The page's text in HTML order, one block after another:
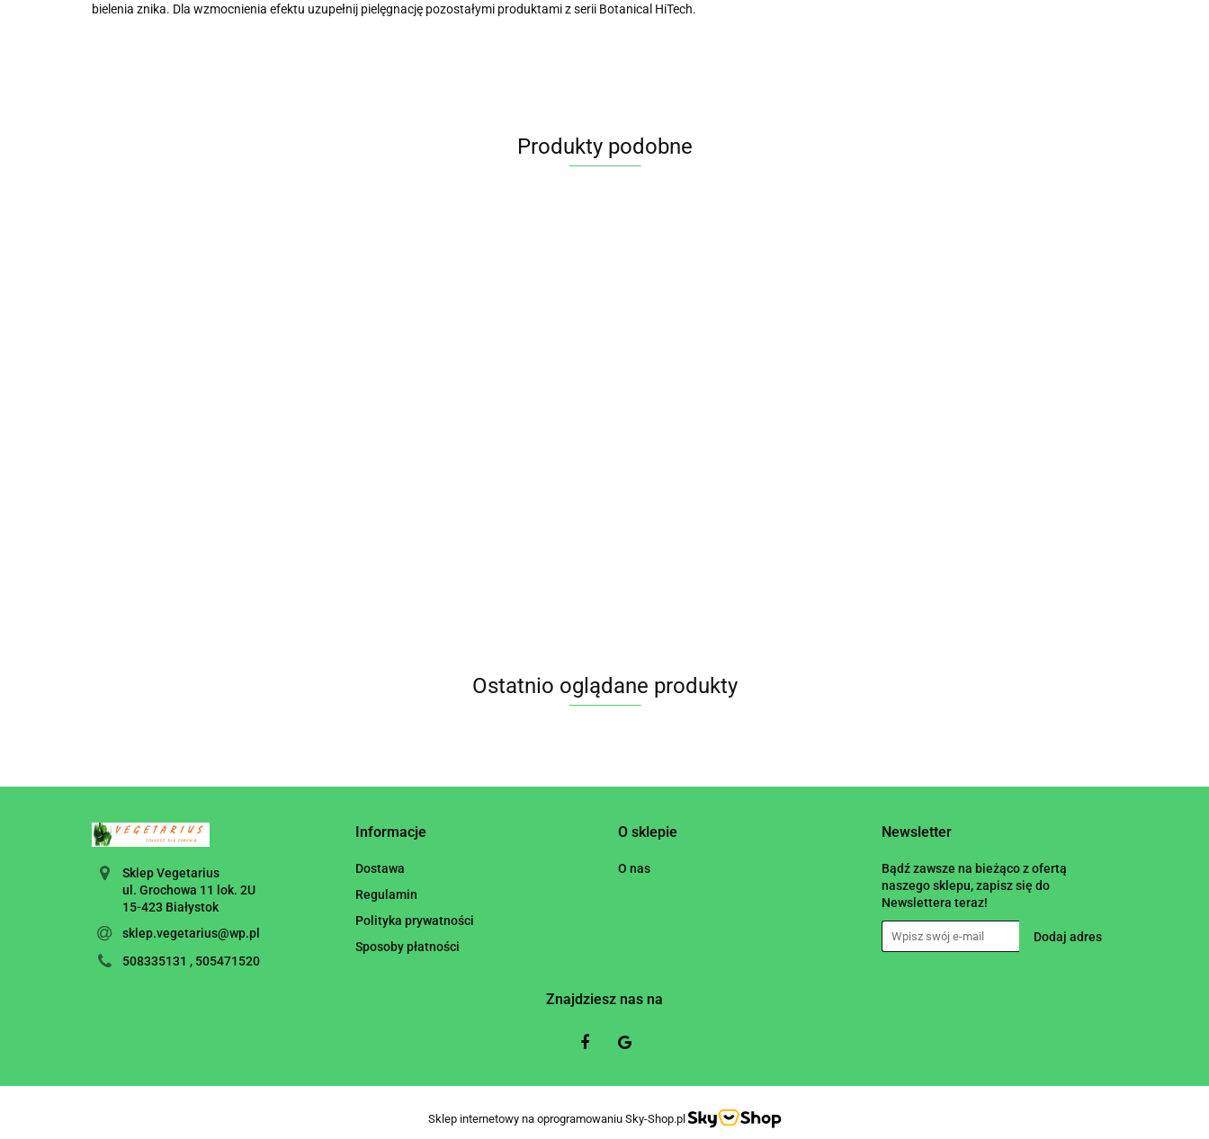
bielenia znika. Dla wzmocnienia efektu uzupełnij pielęgnację pozostałymi produktami z serii Botanical HiTech.
Produkty podobne
Ostatnio oglądane produkty
Sklep Vegetarius
ul. Grochowa 11 lok. 2U
15-423 Białystok
sklep.vegetarius@wp.pl
508335131 , 505471520
Informacje
Dostawa
Regulamin
Polityka prywatności
Sposoby płatności
O sklepie
O nas
Newsletter
Bądź zawsze na bieżąco z ofertą
naszego sklepu, zapisz się do
Newslettera teraz!
Znajdziesz nas na
Sklep internetowy na oprogramowaniu Sky-Shop.pl